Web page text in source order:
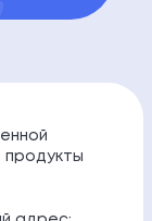
продукты